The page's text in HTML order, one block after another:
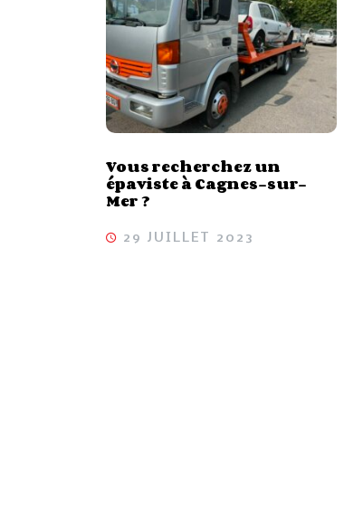
Vous recherchez un
épaviste à Cagnes-sur-
Mer ?
29 JUILLET 2023